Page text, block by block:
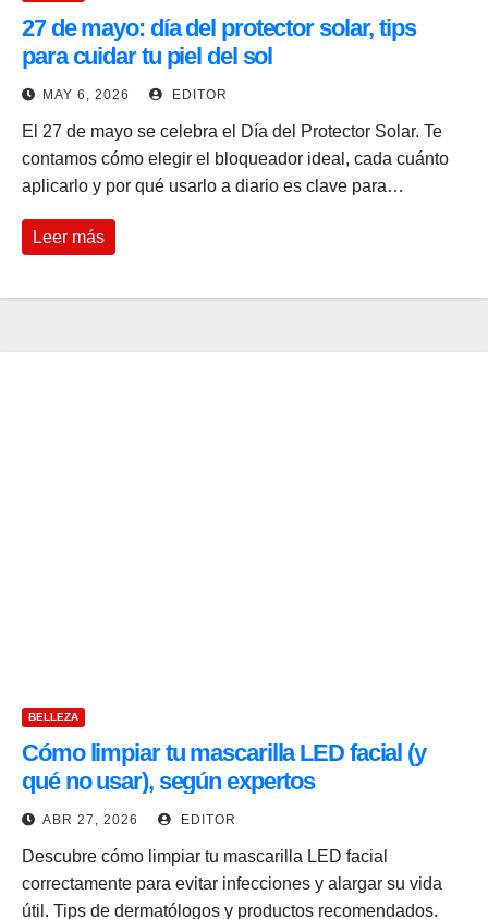
27 de mayo: día del protector solar, tips
para cuidar tu piel del sol
MAY 6, 2026 EDITOR
El 27 de mayo se celebra el Día del Protector Solar. Te
contamos cómo elegir el bloqueador ideal, cada cuánto
aplicarlo y por qué usarlo a diario es clave para…
Leer más
BELLEZA
Cómo limpiar tu mascarilla LED facial (y
qué no usar), según expertos
ABR 27, 2026 EDITOR
Descubre cómo limpiar tu mascarilla LED facial
correctamente para evitar infecciones y alargar su vida
útil. Tips de dermatólogos y productos recomendados.